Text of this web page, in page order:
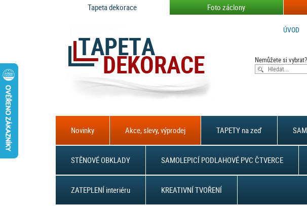
Tapeta dekorace Foto záclony
ÚVOD
Nemůžete si
Novinky Akce, slevy, výprodej TAPETY na zeď
STĚNOVÉ OBKLADY SAMOLEPICÍ PODLAHOVÉ PVC ČTVERCE
ZATEPLENÍ interiéru KREATIVNÍ TVOŘENÍ